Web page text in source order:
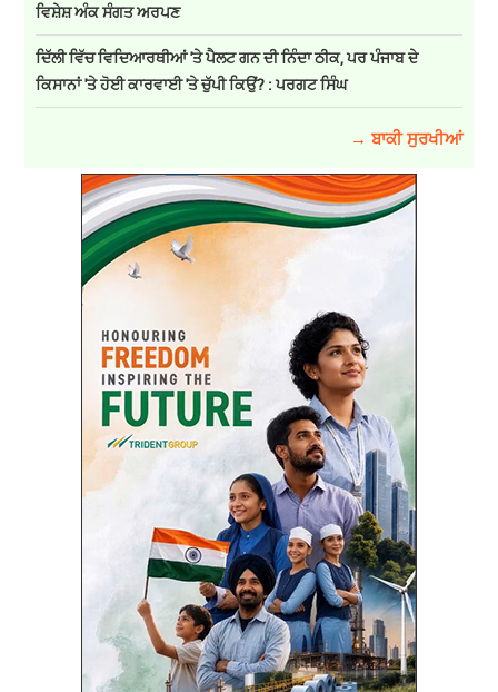
ਵਿਸ਼ੇਸ਼ ਅੰਕ ਸੰਗਤ ਅਰਪਣ
ਦਿੱਲੀ ਵਿੱਚ ਵਿਦਿਆਰਥੀਆਂ 'ਤੇ ਪੈਲਟ ਗਨ ਦੀ ਨਿੰਦਾ ਠੀਕ, ਪਰ ਪੰਜਾਬ ਦੇ
ਕਿਸਾਨਾਂ 'ਤੇ ਹੋਈ ਕਾਰਵਾਈ 'ਤੇ ਚੁੱਪੀ ਕਿਉਂ? : ਪਰਗਟ ਸਿੰਘ
→ ਬਾਕੀ ਸੁਰਖੀਆਂ